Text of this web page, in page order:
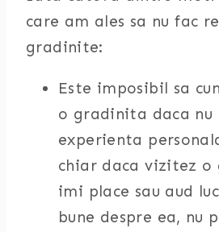
care am ales sa nu fac
gradinite:
Este imposibil sa
o gradinita daca nu
experienta
chiar daca vizitez
imi place sau aud
bune despre ea, nu